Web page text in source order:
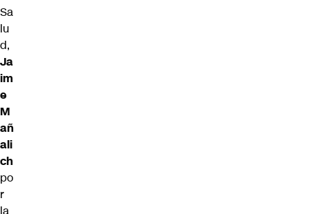
Sa
lu
d,
Ja
im
e
M
añ
ali
ch
po
r
la